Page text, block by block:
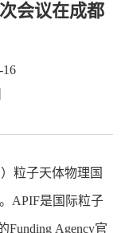
会议在成都
16
粒子天体物理国
APIF是国际粒子
Funding Agency官